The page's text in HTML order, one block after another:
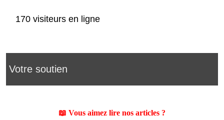
170 visiteurs en ligne
Votre soutien
📖 Vous aimez lire nos articles ?